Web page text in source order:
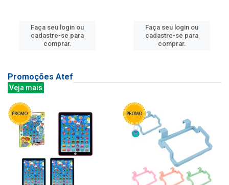
Faça seu login ou
cadastre-se para
comprar.
Faça seu login ou
cadastre-se para
comprar.
Promoções Atef
Veja mais